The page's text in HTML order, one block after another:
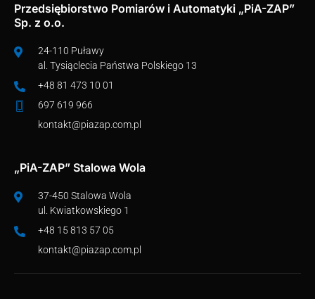
Przedsiębiorstwo Pomiarów i Automatyki „PiA-ZAP”
Sp. z o.o.
24-110 Puławy
al. Tysiąclecia Państwa Polskiego 13
+48 81 473 10 01
697 619 966
kontakt@piazap.com.pl
„PiA-ZAP” Stalowa Wola
37-450 Stalowa Wola
ul. Kwiatkowskiego 1
+48 15 813 57 05
kontakt@piazap.com.pl